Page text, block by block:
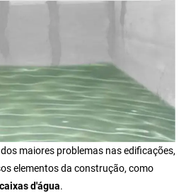
maiores problemas nas edificações,
elementos da construção, como
caixas d'água.